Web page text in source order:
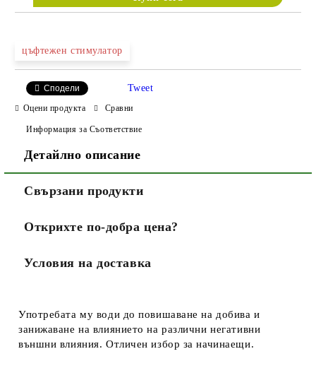
цъфтежен стимулатор
Сподели Tweet
Оцени продукта Сравни
Информация за Съответствие
Детайлно описание
Свързани продукти
Открихте по-добра цена?
Условия на доставка
Употребата му води до повишаване на добива и
занижаване на влиянието на различни негативни
външни влияния. Отличен избор за начинаещи.